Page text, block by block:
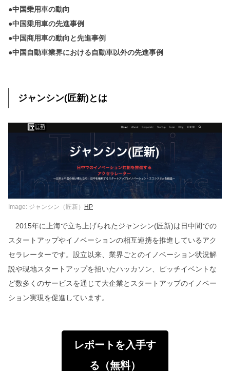
●中国乗用車の動向
●中国乗用車の先進事例
●中国商用車の動向と先進事例
●中国自動車業界における自動車以外の先進事例
ジャンシン(匠新)とは
Image: ジャンシン（匠新） HP
2015年に上海で立ち上げられたジャンシン(匠新)は日中間での
スタートアップやイノベーションの相互連携を推進しているアク
セラレーターです。設立以来、業界ごとのイノベーション状況解
説や現地スタートアップを招いたハッカソン、ピッチイベントな
ど数多くのサービスを通じて大企業とスタートアップのイノベー
ション実現を促進しています。
レポートを入手す
る（無料）